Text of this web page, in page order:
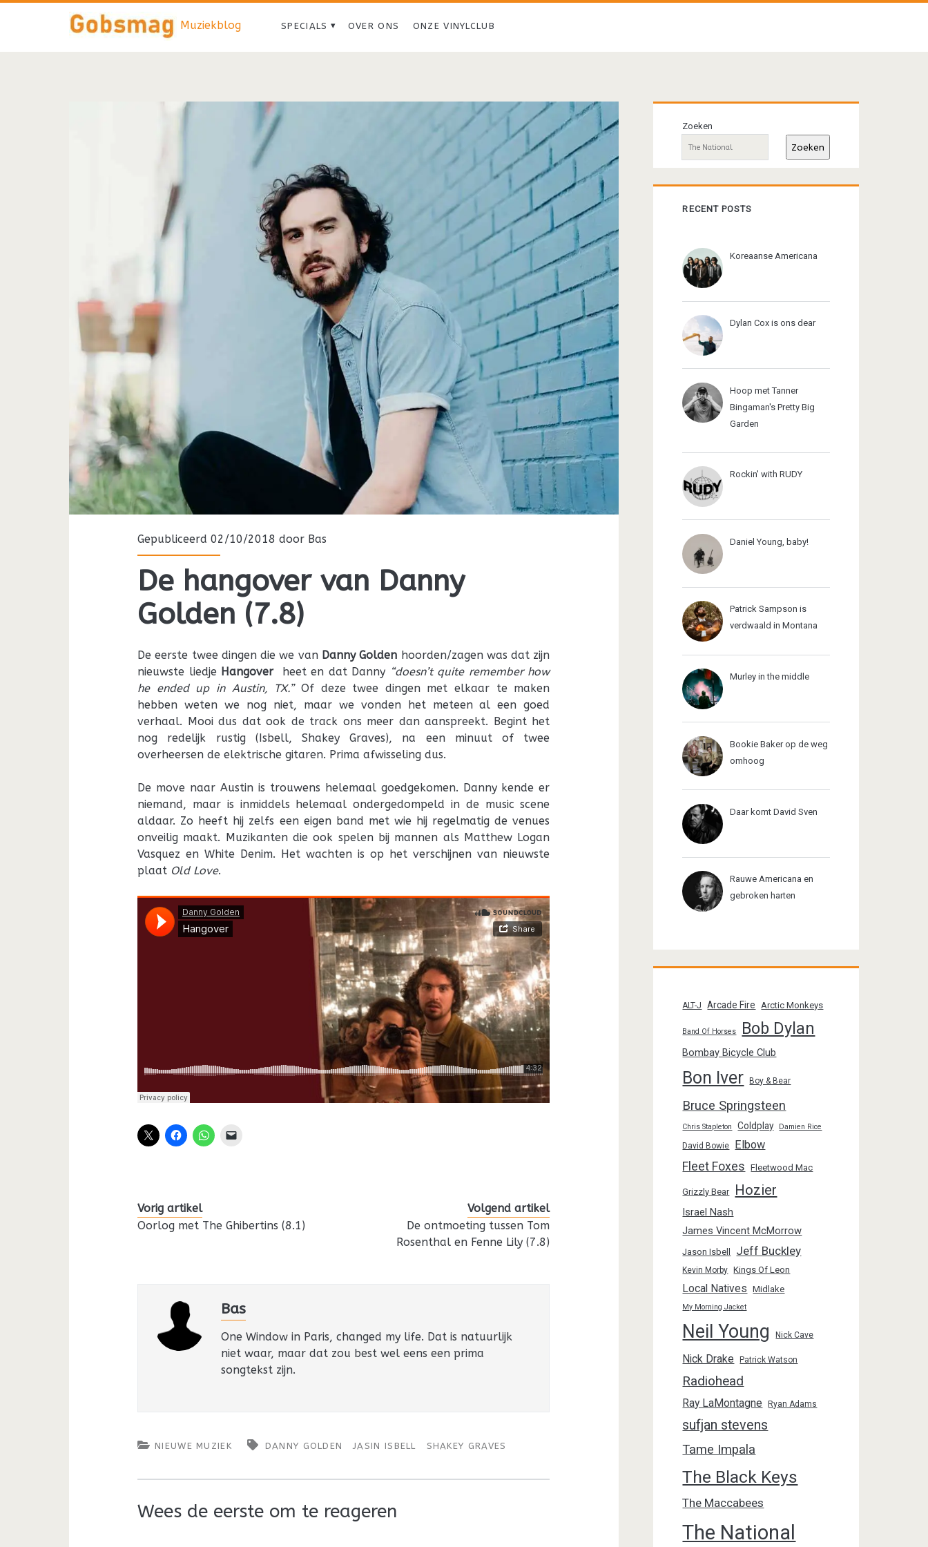
Muziekblog SPECIALS OVER ONS ONZE VINYLCLUB
Gepubliceerd 02/10/2018 door Bas
De hangover van Danny
Golden (7.8)
De eerste twee dingen die we van Danny Golden hoorden/zagen was dat zijn
nieuwste liedje Hangover heet en dat Danny “doesn’t quite remember how
he ended up in Austin, TX.”Of deze twee dingen met elkaar te maken
hebben weten we nog niet, maar we vonden het meteen al een goed
verhaal. Mooi dus dat ook de track ons meer dan aanspreekt. Begint het
nog redelijk rustig (Isbell, Shakey Graves), na een minuut of twee
overheersen de elektrische gitaren. Prima afwisseling dus.
De move naar Austin is trouwens helemaal goedgekomen. Danny kende er
niemand, maar is inmiddels helemaal ondergedompeld in de music scene
aldaar. Zo heeft hij zelfs een eigen band met wie hij regelmatig de venues
onveilig maakt. Muzikanten die ook spelen bij mannen als Matthew Logan
Vasquez en White Denim. Het wachten is op het verschijnen van nieuwste
plaat Old Love.
Vorig artikel
Oorlog met The Ghibertins (8.1)
Volgend artikel
De ontmoeting tussen Tom
Rosenthal en Fenne Lily (7.8)
Bas
One Window in Paris, changed my life. Dat is natuurlijk
niet waar, maar dat zou best wel eens een prima
songtekst zijn.
NIEUWE MUZIEK DANNY GOLDEN JASIN ISBELL SHAKEY GRAVES
Wees de eerste om te reageren
Primaire
sidebar
Zoeken
Zoeken
RECENT POSTS
Koreaanse Americana
Dylan Cox is ons dear
Hoop met Tanner
Bingaman's Pretty Big
Garden
Rockin' with RUDY
Daniel Young, baby!
Patrick Sampson is
verdwaald in Montana
Murley in the middle
Bookie Baker op de weg
omhoog
Daar komt David Sven
Rauwe Americana en
gebroken harten
ALT-J Arcade Fire Arctic Monkeys
Band Of Horses Bob Dylan
Bombay Bicycle Club
Bon Iver Boy & Bear
Bruce Springsteen
Chris Stapleton Coldplay Damien Rice
David Bowie Elbow
Fleet Foxes Fleetwood Mac
Grizzly Bear Hozier
Israel Nash
James Vincent McMorrow
Jason Isbell Jeff Buckley
Kevin Morby Kings Of Leon
Local Natives Midlake
My Morning Jacket
Neil Young Nick Cave
Nick Drake Patrick Watson
Radiohead
Ray LaMontagne Ryan Adams
sufjan stevens
Tame Impala
The Black Keys
The Maccabees
The National